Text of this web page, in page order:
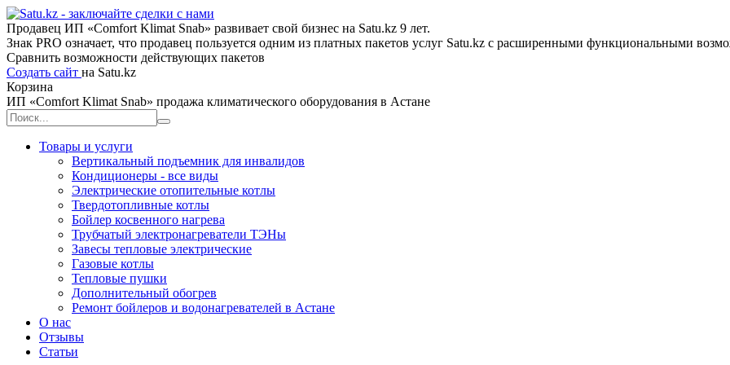
Продавец ИП «Comfort Klimat Snab» развивает свой бизнес на Satu.kz 9 лет.
Знак PRO означает, что продавец пользуется одним из платных пакетов услуг Satu.kz с расширенными функциональными
Сравнить возможности действующих пакетов
Создать сайт на Satu.kz
Корзина
ИП «Comfort Klimat Snab» продажа климатического оборудования в Астане
Товары и услуги
Вертикальный подъемник для инвалидов
Кондиционеры - все виды
Электрические отопительные котлы
Твердотопливные котлы
Бойлер косвенного нагрева
Трубчатый электронагреватели ТЭНы
Завесы тепловые электрические
Газовые котлы
Тепловые пушки
Дополнительный обогрев
Ремонт бойлеров и водонагревателей в Астане
О нас
Отзывы
Статьи